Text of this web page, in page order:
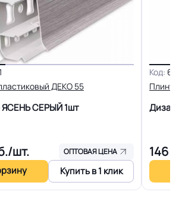
Ламинат
ДЕКО 55
ЯСЕНЬ СЕРЫЙ1шт
шт. ОПТОВАЯ ЦЕНА
Купить в 1 клик
Код:
146